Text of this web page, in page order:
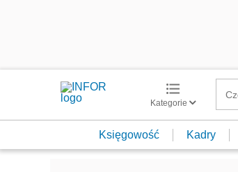
Kategorie
Księgowość Kadry